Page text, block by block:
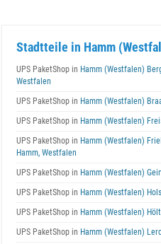
Stadtteile in Hamm
UPS PaketShop in Hamm (Westfalen)
Westfalen
UPS PaketShop in Hamm (Westfalen)
UPS PaketShop in Hamm (Westfalen)
UPS PaketShop in Hamm (Westfalen)
Hamm, Westfalen
UPS PaketShop in Hamm (Westfalen)
UPS PaketShop in Hamm (Westfalen)
UPS PaketShop in Hamm (Westfalen)
UPS PaketShop in Hamm (Westfalen)